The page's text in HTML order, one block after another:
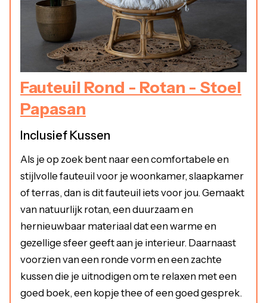
Fauteuil Rond - Rotan - Stoel
Papasan
Inclusief Kussen
Als je op zoek bent naar een comfortabele en
stijlvolle fauteuil voor je woonkamer, slaapkamer
of terras, dan is dit fauteuil iets voor jou. Gemaakt
van natuurlijk rotan, een duurzaam en
hernieuwbaar materiaal dat een warme en
gezellige sfeer geeft aan je interieur. Daarnaast
voorzien van een ronde vorm en een zachte
kussen die je uitnodigen om te relaxen met een
goed boek, een kopje thee of een goed gesprek.